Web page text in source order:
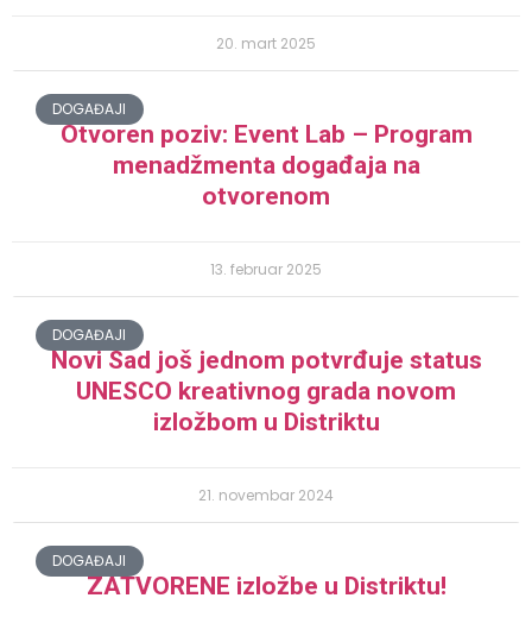
20. mart 2025
DOGAĐAJI
Otvoren poziv: Event Lab – Program
menadžmenta događaja na
otvorenom
13. februar 2025
DOGAĐAJI
Novi Sad još jednom potvrđuje status
UNESCO kreativnog grada novom
izložbom u Distriktu
21. novembar 2024
DOGAĐAJI
ZATVORENE izložbe u Distriktu!